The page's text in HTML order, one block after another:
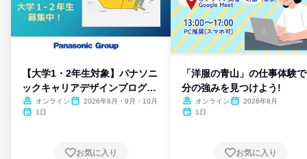
【大学1・2年生対象】パナソニ
ックキャリアデザインプログラ
ム
オンライン
2026年8月・9月・10月
1日
お気に入り
「洋服の青山」の仕事体験
分の強みを見つけよう!
オンライン
2026年8月
1日
お気に入り